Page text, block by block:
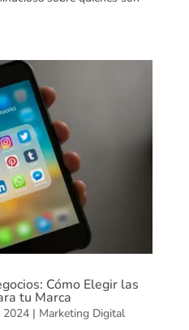
Cómo Elegir las
tu Marca
2024| Marketing Digital